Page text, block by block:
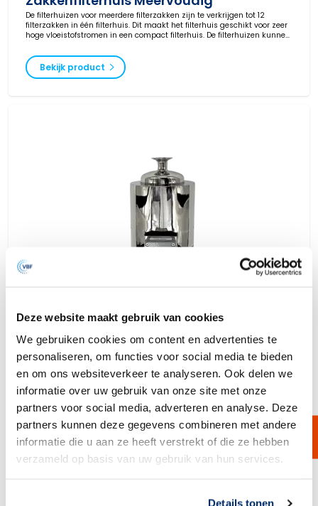
Deze website maakt gebruik van cookies
We gebruiken cookies om content en advertenties te
personaliseren, om functies voor social media te bieden
en om ons websiteverkeer te analyseren. Ook delen we
informatie over uw gebruik van onze site met onze
partners voor social media, adverteren en analyse. Deze
partners kunnen deze gegevens combineren met andere
informatie die u aan ze heeft verstrekt of die ze hebben
verzameld op basis van uw gebruik van hun services.
Details tonen
De filterhuizen voor meerdere filterzakken zijn te verkrijgen tot 12
filterzakken in één filterhuis. Dit maakt het filterhuis geschikt voor zeer
hoge vloeistofstromen in een compact filterhuis. De filterhuizen kunnen
drukklassen en met ATEX-certificering.
Bekijk product
Vent Filterhuis
Luchtfilterhuis, speciaal voor gebruik op de
bovenkant van een opslagtank.